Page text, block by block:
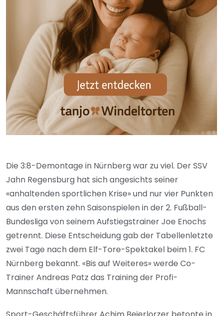
Die 3:8-Demontage in Nürnberg war zu viel. Der SSV
Jahn Regensburg hat sich angesichts seiner
«anhaltenden sportlichen Krise» und nur vier Punkten
aus den ersten zehn Saisonspielen in der 2. Fußball-
Bundesliga von seinem Aufstiegstrainer Joe Enochs
getrennt. Diese Entscheidung gab der Tabellenletzte
zwei Tage nach dem Elf-Tore-Spektakel beim 1. FC
Nürnberg bekannt. «Bis auf Weiteres» werde Co-
Trainer Andreas Patz das Training der Profi-
Mannschaft übernehmen.